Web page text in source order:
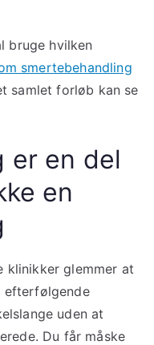
bruge hvilken
smertebehandling
samlet forløb kan se
en del
en
klinikker glemmer at
efterfølgende
uden at
Du får måske